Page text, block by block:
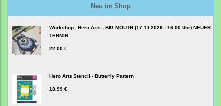
Neu im Shop
Workshop - Hero Arts - BIG MOUTH (17.10.2026 - 16.00 Uhr) NEUER
TERMIN
22,00 €
Hero Arts Stencil - Butterfly Pattern
18,99 €